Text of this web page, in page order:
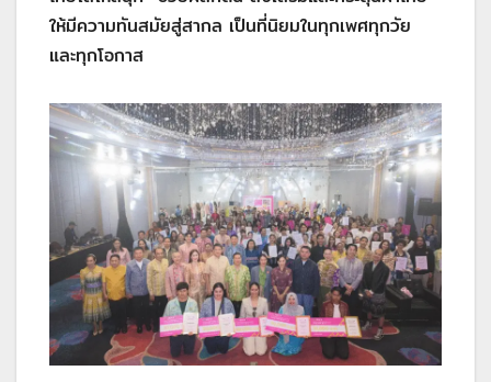
ให้มีความทันสมัยสู่สากล เป็นที่นิยมในทุกเพศทุกวัย
และทุกโอกาส